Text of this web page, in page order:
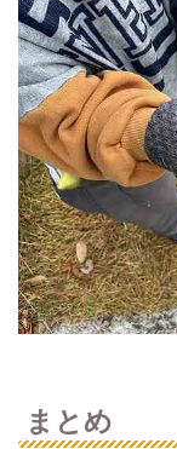
まとめ